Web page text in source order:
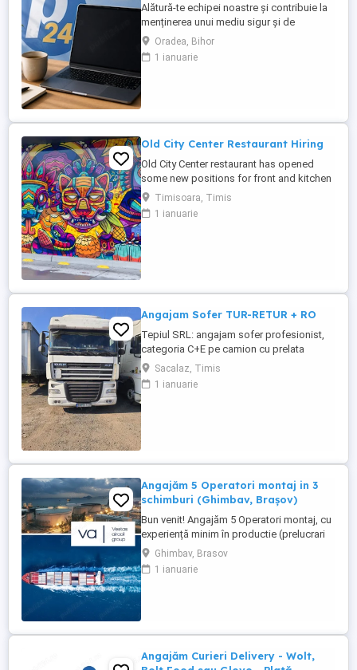
Alătură-te echipei noastre și contribuie la
menținerea unui mediu sigur și de
încredere pe platformele noastre de
anunțuri din România, Germania și
Ungaria. În funcție de experiența și
Oradea, Bihor
1 ianuarie
Old City Center Restaurant Hiring
Old City Center restaurant has opened
some new positions for front and kitchen
Type of contract: part-time and full time
For more info,
Timisoara, Timis
1 ianuarie
Angajam Sofer TUR-RETUR + RO
Tepiul SRL: angajam sofer profesionist,
categoria C+E pe camion cu prelata
pentru curse tur-retur. Angajam si sofer
pentru curse interne local, categoria B+C.
Mai multe detalii la Telefon:
Sacalaz, Timis
1 ianuarie
Angajăm 5 Operatori montaj in 3
schimburi (Ghimbav, Brașov)
Bun venit! Angajăm 5 Operatori montaj, cu
experiență minim în productie (prelucrari
prin aschiere). Căutăm persoane serioase,
dornice să învețe și să muncească, se va
oferi instruire la locul de muncă. Program:
Ghimbav, Brasov
1 ianuarie
Angajăm Curieri Delivery - Wolt,